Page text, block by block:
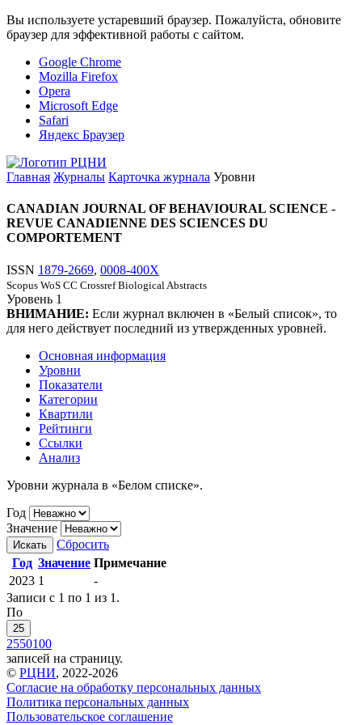
Вы используете устаревший браузер. Пожалуйста, обновите
браузер для эффективной работы с сайтом.
Google Chrome
Mozilla Firefox
Opera
Microsoft Edge
Safari
Яндекс Браузер
Главная Журналы Карточка журнала Уровни
CANADIAN JOURNAL OF BEHAVIOURAL SCIENCE -
REVUE CANADIENNE DES SCIENCES DU
COMPORTEMENT
ISSN 1879-2669, 0008-400X
Scopus WoS CC Crossref Biological Abstracts
Уровень 1
ВНИМАНИЕ: Если журнал включен в «Белый список», то
для него действует последний из утвержденных уровней.
Основная информация
Уровни
Показатели
Категории
Квартили
Рейтинги
Ссылки
Анализ
Уровни журнала в «Белом списке».
Год
Значение
Искать
Сбросить
Год Значение Примечание
2023 1
-
Записи с 1 по 1 из 1.
По
25
2550100
записей на страницу.
© РЦНИ, 2022-2026
Согласие на обработку персональных данных
Политика персональных данных
Пользовательское соглашение